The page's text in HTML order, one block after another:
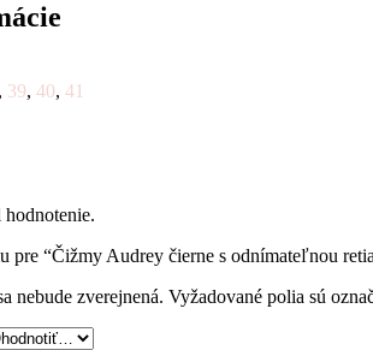
, 39, 40, 41
pre “Čižmy Audrey čierne s odnímateľnou
nebude zverejnená. Vyžadované polia sú